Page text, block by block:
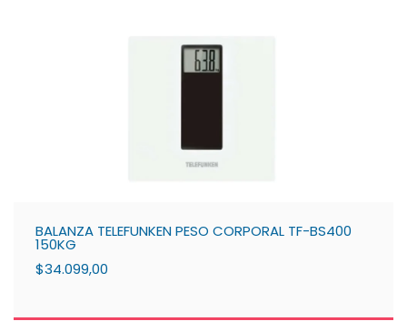
BALANZA TELEFUNKEN PESO CORPORAL TF-BS400
150KG
$34.099,00